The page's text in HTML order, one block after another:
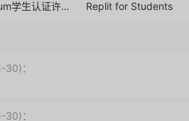
altium学生认证许可证 Replit for Students
：
：